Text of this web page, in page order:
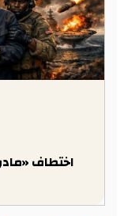
اختطاف